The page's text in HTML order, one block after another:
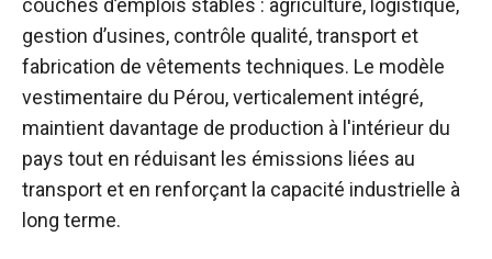
couches d’emplois stables : agriculture, logistique,
gestion d’usines, contrôle qualité, transport et
fabrication de vêtements techniques. Le modèle
vestimentaire du Pérou, verticalement intégré,
maintient davantage de production à l'intérieur du
pays tout en réduisant les émissions liées au
transport et en renforçant la capacité industrielle à
long terme.